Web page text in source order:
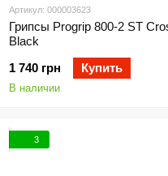
Артикул: 000003623
Грипсы Progrip 800-2 ST
Black
1 740 грн
Купить
В наличии
3